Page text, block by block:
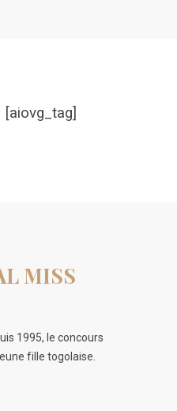
[aiovg_tag]
MISS
1995, le concours
fille togolaise.